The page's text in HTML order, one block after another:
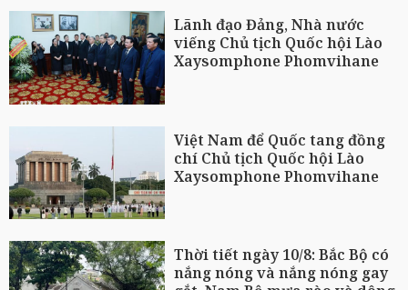
Lãnh đạo Đảng, Nhà nước
viếng Chủ tịch Quốc hội Lào
Xaysomphone Phomvihane
Việt Nam để Quốc tang đồng
chí Chủ tịch Quốc hội Lào
Xaysomphone Phomvihane
Thời tiết ngày 10/8: Bắc Bộ có
nắng nóng và nắng nóng gay